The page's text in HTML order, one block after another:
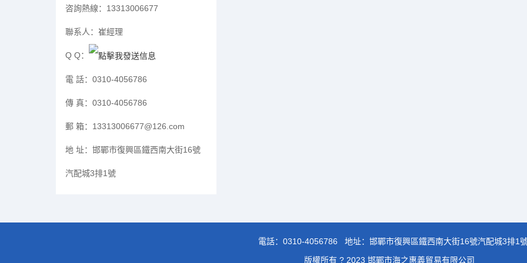
咨詢熱線： 13313006677
聯系人： 崔經理
Q Q：
電 話： 0310-4056786
傳 真： 0310-4056786
郵 箱： 13313006677@126.com
地 址： 邯鄲市復興區鐵西南大街16號
汽配城3排1號
電話： 0310-4056786
地址：邯鄲市復興區鐵西南大街16號汽配城3排1
版權所有 ? 2023 邯鄲市海之惠義貿易有限公司